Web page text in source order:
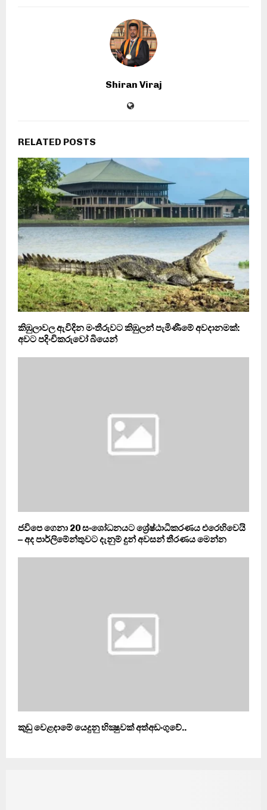
Shiran Viraj
RELATED POSTS
කිඹුලාවල ඇවිදින මංතීරුවට කිඹුලන් පැමිණීමේ අවදානමක්:
අවට පදිංචිකරුවෝ බියෙන්
ජවිපෙ ගෙනා 20 සංශෝධනයට ශ්‍රේෂ්ඨාධිකරණය එරෙහිවෙයි
– අද පාර්ලිමේන්තුවට දැනුම් දුන් අවසන් තීරණය මෙන්න
කුඩු වෙළදාමේ යෙදුනු භික්‍ෂුවක් අත්අඩංගුවේ..